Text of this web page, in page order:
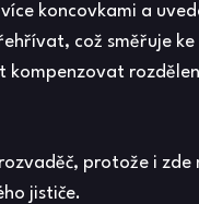
koncovkami a
což směřuje
kompenzovat
protože i zde
jističe.